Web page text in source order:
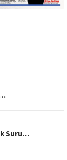
Suru…